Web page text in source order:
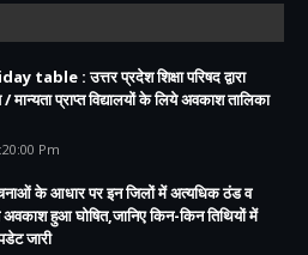
: उत्तर प्रदेश शिक्षा परिषद द्वारा
मान्यता प्राप्त विद्यालयों के लिये अवकाश तालिका
Pm
के आधार पर इन जिलों में अत्यधिक ठंड व
हुआ घोषित,जानिए किन-किन तिथियों में
जारी